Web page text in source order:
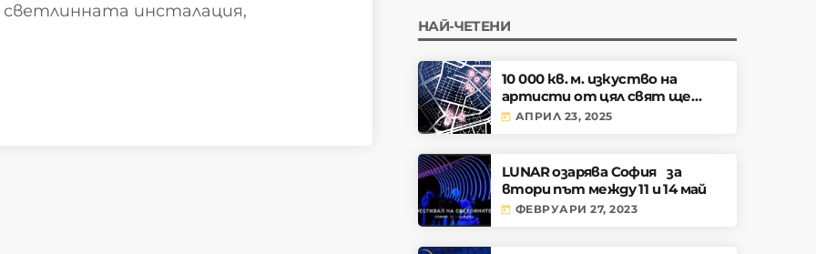
инсталация,
НАЙ-ЧЕТЕНИ
10 000 кв. м. изкуство на
артисти от цял свят ще
преобразят София, по време
today АПРИЛ 23, 2025
LUNAR озарява София за
втори път между 11 и 14 май
today ФЕВРУАРИ 27, 2023